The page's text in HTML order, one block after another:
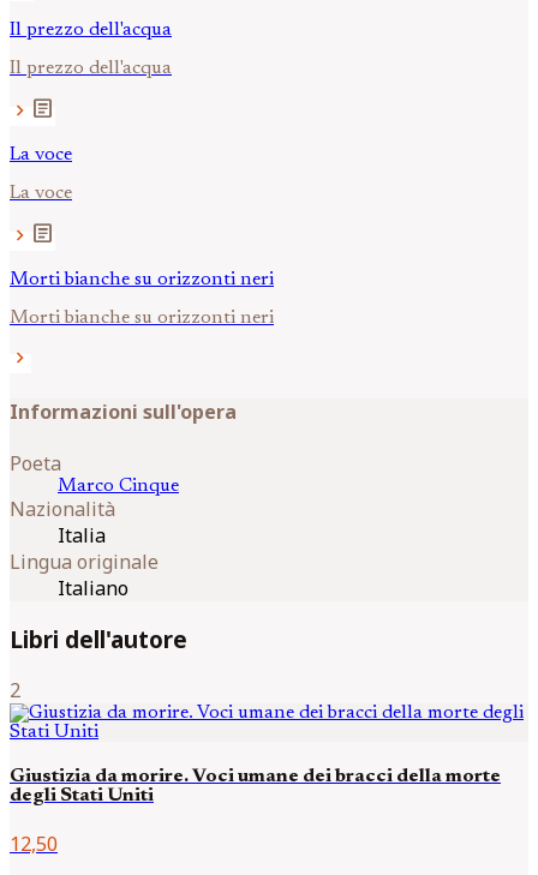
Il prezzo dell'acqua
Il prezzo dell'acqua
chevron_right article
La voce
La voce
chevron_right article
Morti bianche su orizzonti neri
Morti bianche su orizzonti neri
chevron_right
Informazioni sull'opera
Poeta
Marco Cinque
Nazionalità
Italia
Lingua originale
Italiano
Libri dell'autore
2
Giustizia da morire. Voci umane dei bracci della morte
degli Stati Uniti
12,50